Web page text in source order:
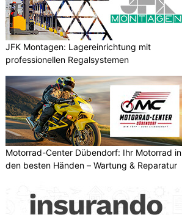
JFK Montagen: Lagereinrichtung mit
professionellen Regalsystemen
Motorrad-Center Dübendorf: Ihr Motorrad in
den besten Händen – Wartung & Reparatur